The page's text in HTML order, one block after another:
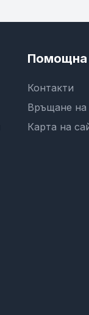
Помощна
Контакти
Връщане на
Карта на